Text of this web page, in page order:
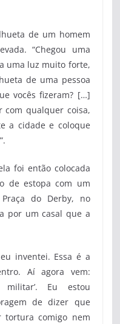
de um homem
“Chegou uma
uma luz muito forte,
de uma pessoa
vocês fizeram? […]
com qualquer coisa,
a cidade e coloque
foi então colocada
de estopa com um
do Derby, no
por um casal que a
inventei. Essa é a
Aí agora vem:
militar’. Eu estou
de dizer que
tortura comigo nem